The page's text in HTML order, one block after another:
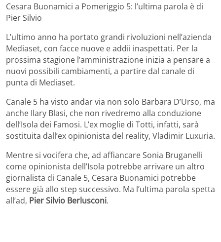
Cesara Buonamici a Pomeriggio 5: l’ultima parola è di
Pier Silvio
L’ultimo anno ha portato grandi rivoluzioni nell’azienda
Mediaset, con facce nuove e addii inaspettati. Per la
prossima stagione l’amministrazione inizia a pensare a
nuovi possibili cambiamenti, a partire dal canale di
punta di Mediaset.
Canale 5 ha visto andar via non solo Barbara D’Urso, ma
anche Ilary Blasi, che non rivedremo alla conduzione
dell’Isola dei Famosi. L’ex moglie di Totti, infatti, sarà
sostituita dall’ex opinionista del reality, Vladimir Luxuria.
Mentre si vocifera che, ad affiancare Sonia Bruganelli
come opinionista dell’Isola potrebbe arrivare un altro
giornalista di Canale 5, Cesara Buonamici potrebbe
essere già allo step successivo. Ma l’ultima parola spetta
all’ad, Pier Silvio Berlusconi.